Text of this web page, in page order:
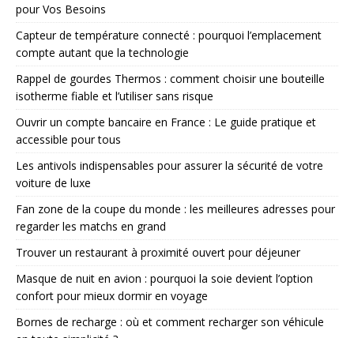
pour Vos Besoins
Capteur de température connecté : pourquoi l’emplacement
compte autant que la technologie
Rappel de gourdes Thermos : comment choisir une bouteille
isotherme fiable et l’utiliser sans risque
Ouvrir un compte bancaire en France : Le guide pratique et
accessible pour tous
Les antivols indispensables pour assurer la sécurité de votre
voiture de luxe
Fan zone de la coupe du monde : les meilleures adresses pour
regarder les matchs en grand
Trouver un restaurant à proximité ouvert pour déjeuner
Masque de nuit en avion : pourquoi la soie devient l’option
confort pour mieux dormir en voyage
Bornes de recharge : où et comment recharger son véhicule